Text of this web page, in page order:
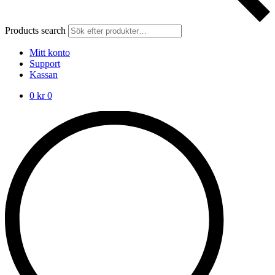
Products search
Mitt konto
Support
Kassan
0 kr 0